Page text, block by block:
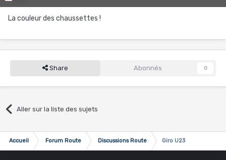
La couleur des chaussettes !
Share Abonnés 0
Aller sur la liste des sujets
Accueil Forum Route Discussions Route Giro U23